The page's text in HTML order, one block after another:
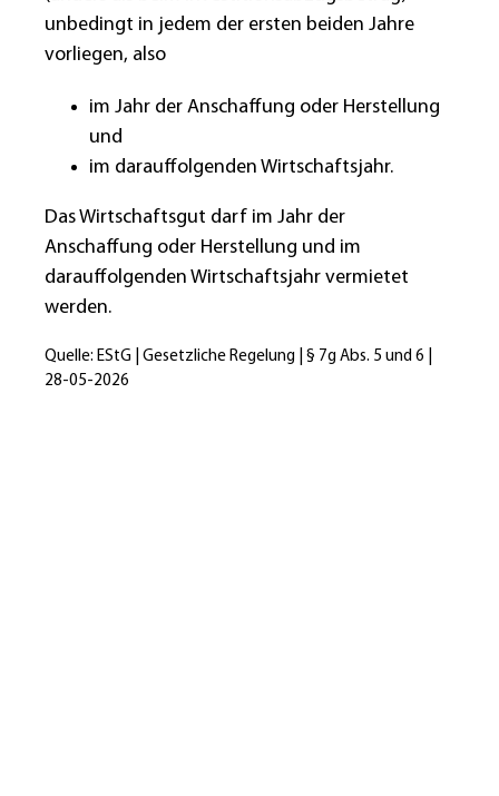
unbedingt in jedem der ersten beiden Jahre
vorliegen, also
im Jahr der Anschaffung oder Herstellung
und
im darauffolgenden Wirtschaftsjahr.
Das Wirtschaftsgut darf im Jahr der
Anschaffung oder Herstellung und im
darauffolgenden Wirtschaftsjahr vermietet
werden.
Quelle: EStG | Gesetzliche Regelung | § 7g Abs. 5 und 6 |
28-05-2026